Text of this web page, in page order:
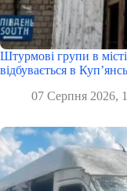
Штурмові групи в
відбувається в
07 Серпня 2026,